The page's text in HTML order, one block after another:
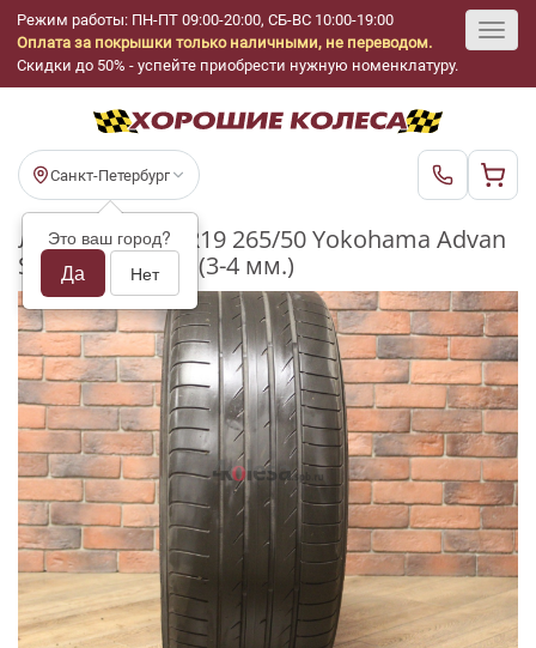
Режим работы: ПН-ПТ 09:00-20:00, СБ-ВС 10:00-19:00
Оплата за покрышки только наличными, не переводом.
Скидки до 50% - успейте приобрести нужную номенклатуру.
Санкт-Петербург
Это ваш город?
Да Нет
Летние шины R19 265/50 Yokohama Advan
Sport V-103B бу (3-4 мм.)